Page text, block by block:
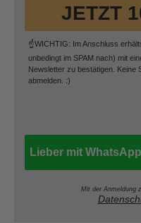
JETZT
☝️WICHTIG: Im Anschluss
unbedingt im SPAM nach) mit
Newsletter zu bestätigen. Keine
abmelden. :)
Lieber mit
Mit der Anmeldung